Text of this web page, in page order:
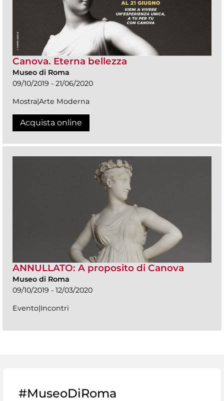
Canova. Eterna bellezza
Museo di Roma
09/10/2019 - 21/06/2020
Mostra|Arte Moderna
Acquista online
ANNULLATO: A proposito di Canova
Museo di Roma
09/10/2019 - 12/03/2020
Evento|Incontri
#MuseoDiRoma